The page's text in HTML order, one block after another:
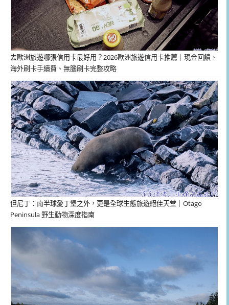
去歐洲旅遊哪張信用卡最好用？2026歐洲旅遊信用卡推薦｜現金回饋、
海外刷卡手續費、無腦刷卡完整攻略
但尼丁：南半球愛丁堡之外，更是全球生態旅遊絕佳天堂｜Otago
Peninsula 野生動物深度指南